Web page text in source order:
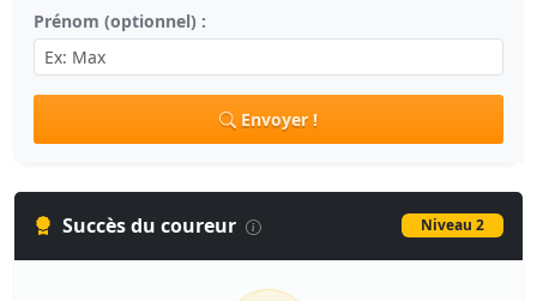
Prénom (optionnel) :
Envoyer !
Succès du coureur Niveau 2